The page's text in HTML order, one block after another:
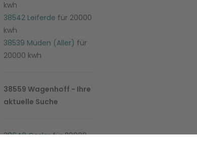
kwh
38542 Leiferde für 20000
kwh
38539 Müden (Aller) für
20000 kwh
38559 Wagenhoff - Ihre
aktuelle Suche
38640 Goslarfür 20000
Einstellungen